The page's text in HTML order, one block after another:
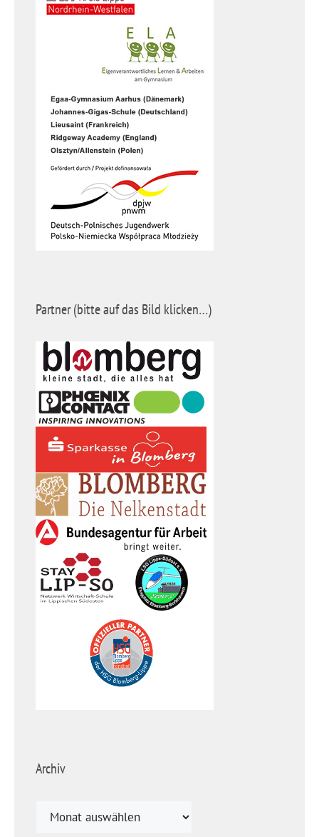
Partner (bitte auf das Bild klicken…)
Archiv